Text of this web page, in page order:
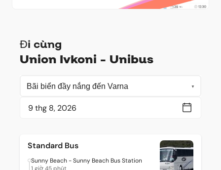
Đi cùng
Union Ivkoni - Unibus
Standard Bus
Sunny Beach - Sunny Beach Bus Station